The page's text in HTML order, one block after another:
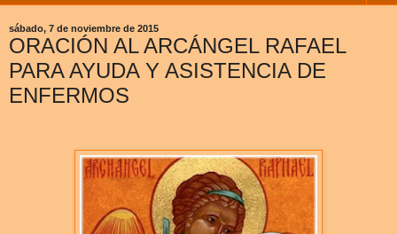
sábado, 7 de noviembre de 2015
ORACIÓN AL ARCÁNGEL RAFAEL
PARA AYUDA Y ASISTENCIA DE
ENFERMOS